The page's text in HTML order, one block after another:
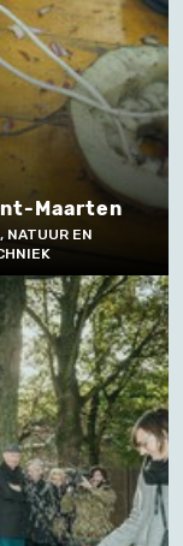
Maarten
NATUUR EN